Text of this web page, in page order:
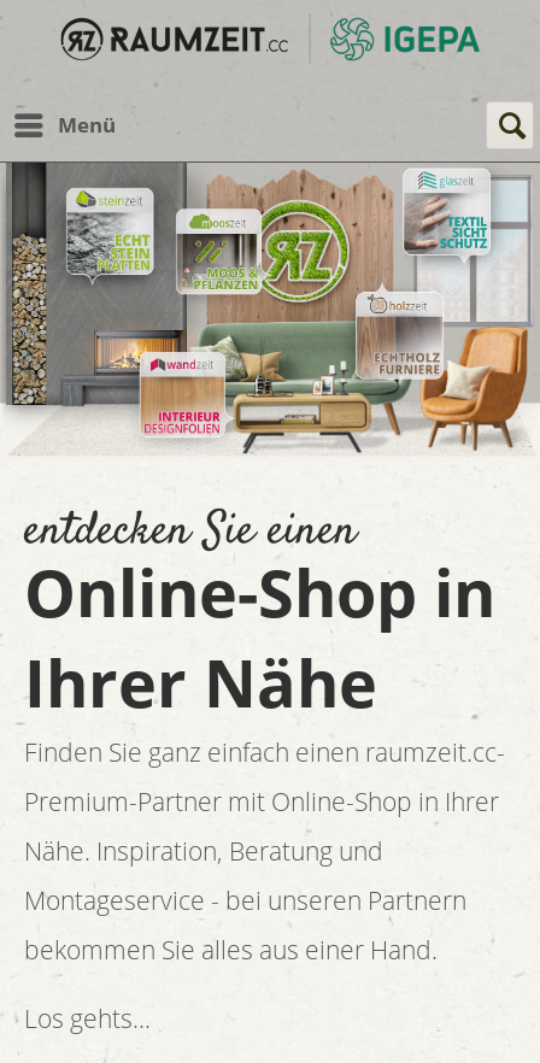
Menü
entdecken Sie einen
Online-Shop in
Ihrer Nähe
Finden Sie ganz einfach einen raumzeit.cc-
Premium-Partner mit Online-Shop in Ihrer
Nähe. Inspiration, Beratung und
Montageservice - bei unseren Partnern
bekommen Sie alles aus einer Hand.
Los gehts...